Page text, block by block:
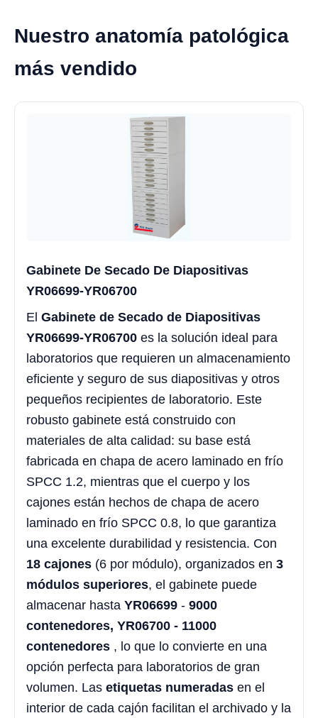
Nuestro anatomía patológica
más vendido
Gabinete De Secado De Diapositivas
YR06699-YR06700
El Gabinete de Secado de Diapositivas
YR06699-YR06700 es la solución ideal para
laboratorios que requieren un almacenamiento
eficiente y seguro de sus diapositivas y otros
pequeños recipientes de laboratorio. Este
robusto gabinete está construido con
materiales de alta calidad: su base está
fabricada en chapa de acero laminado en frío
SPCC 1.2, mientras que el cuerpo y los
cajones están hechos de chapa de acero
laminado en frío SPCC 0.8, lo que garantiza
una excelente durabilidad y resistencia. Con
18 cajones (6 por módulo), organizados en 3
módulos superiores, el gabinete puede
almacenar hasta YR06699 - 9000
contenedores, YR06700 - 11000
contenedores , lo que lo convierte en una
opción perfecta para laboratorios de gran
volumen. Las etiquetas numeradas en el
interior de cada cajón facilitan el archivado y la